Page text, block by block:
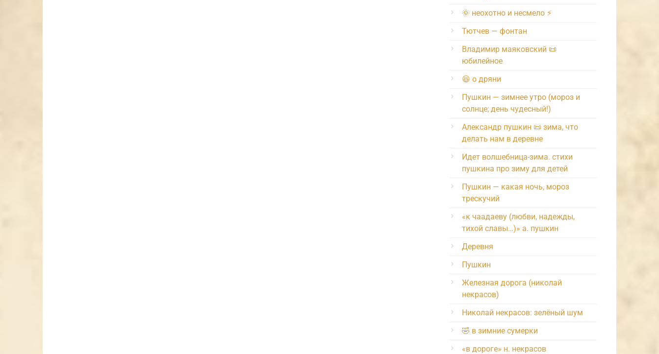
🌞 неохотно и несмело ⚡️
Тютчев — фонтан
Владимир маяковский 📜
юбилейное
😆 о дряни
Пушкин — зимнее утро (мороз и
солнце; день чудесный!)
Александр пушкин 📜 зима, что
делать нам в деревне
Идет волшебница-зима. стихи
пушкина про зиму для детей
Пушкин — какая ночь, мороз
трескучий
«к чаадаеву (любви, надежды,
тихой славы…)» а. пушкин
Деревня
Пушкин
Железная дорога (николай
некрасов)
Николай некрасов: зелёный шум
🤣 в зимние сумерки
«в дороге» н. некрасов